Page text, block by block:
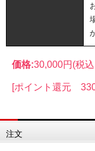
価格:30,000円 (税
[ポイント還元
注文